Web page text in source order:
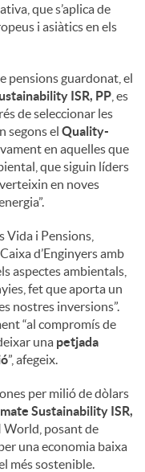
que s’aplica de
i asiàtics en els
pensions guardonat, el
ISR, PP , es
de seleccionar les
segons el Quality-
en aquelles que
que siguin líders
en noves
Vida i Pensions,
d’Enginyers amb
aspectes ambientals,
fet que aporta un
nostres inversions”.
“al compromís de
una petjada
”, afegeix.
per milió de dòlars
Sustainability ISR,
World, posant de
una economia baixa
més sostenible.